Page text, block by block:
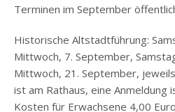
Terminen im September
Historische Altstadtführung:
Mittwoch, 7. September,
Mittwoch, 21. September,
ist am Rathaus, eine Anmeldung
Kosten für Erwachsene 4,00